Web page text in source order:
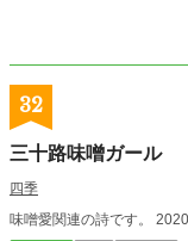
32
三十路味噌ガール
四季
味噌愛関連の詩